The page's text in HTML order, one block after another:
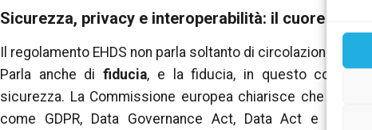
Sicurezza, privacy e interoperabilità: il cuore
Il regolamento EHDS non parla soltanto di circolazione dei
Parla anche difiducia, e la fiducia, in questo
sicurezza. La Commissione europea chiarisce che
come GDPR, Data Governance Act, Data Act e